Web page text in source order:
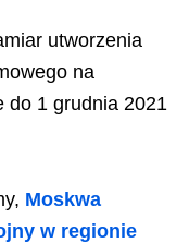
utworzenia
na
do 1 grudnia 2021
Moskwa
w regionie